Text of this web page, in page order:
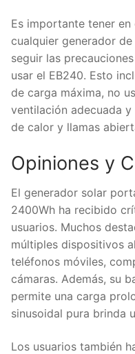
Es importante tener
cualquier generador
seguir las
usar el EB240. Esto
de carga máxima, no
ventilación adecuada
de calor y llamas
Opiniones y
El generador solar
2400Wh ha recibido
usuarios. Muchos
múltiples dispositivos
teléfonos móviles,
cámaras. Además, su
permite una carga
sinusoidal pura brinda
Los usuarios también